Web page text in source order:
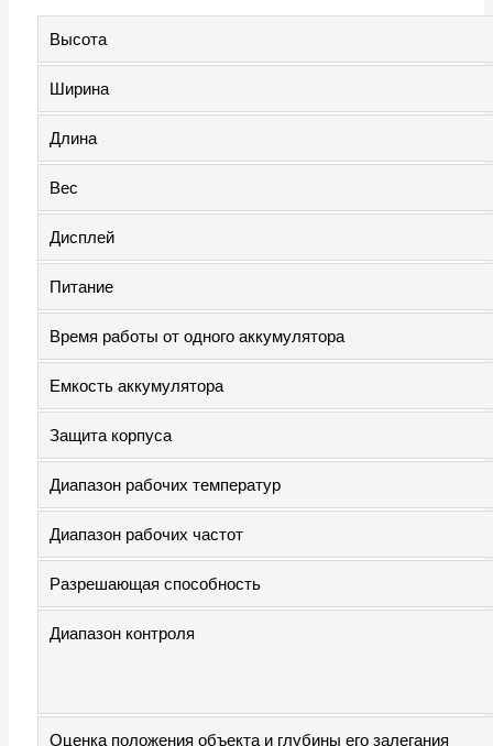
Высота
Ширина
Длина
Вес
Дисплей
Питание
Время работы от одного аккумулятора
Емкость аккумулятора
Защита корпуса
Диапазон рабочих температур
Диапазон рабочих частот
Разрешающая способность
Диапазон контроля
Оценка положения объекта и глубины его залегания